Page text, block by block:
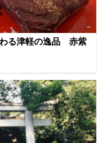
る津軽の逸品 赤紫